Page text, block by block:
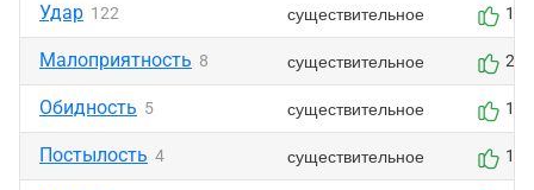
Удар 122 существительное 1
Малоприятность 8 существительное 2
Обидность 5 существительное 1
Постылость 4 существительное 1